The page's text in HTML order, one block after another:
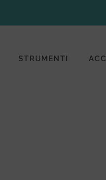
STRUMENTI